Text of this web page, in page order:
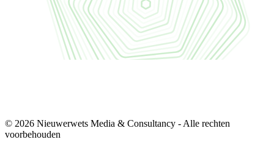
© 2026 Nieuwerwets Media & Consultancy - Alle rechten
voorbehouden